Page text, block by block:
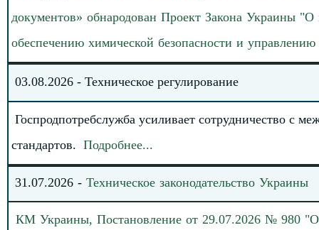
документов» обнародован Проект Закона Украины "О
обеспечению химической безопасности и
03.08.2026 - Техническое регулирование
Госпродпотребслужба усиливает сотрудничество с
стандартов. Подробнее...
31.07.2026 - Техническое законодательство Украины
КМ Украины, Постановление от 29.07.2026 № 980 "О